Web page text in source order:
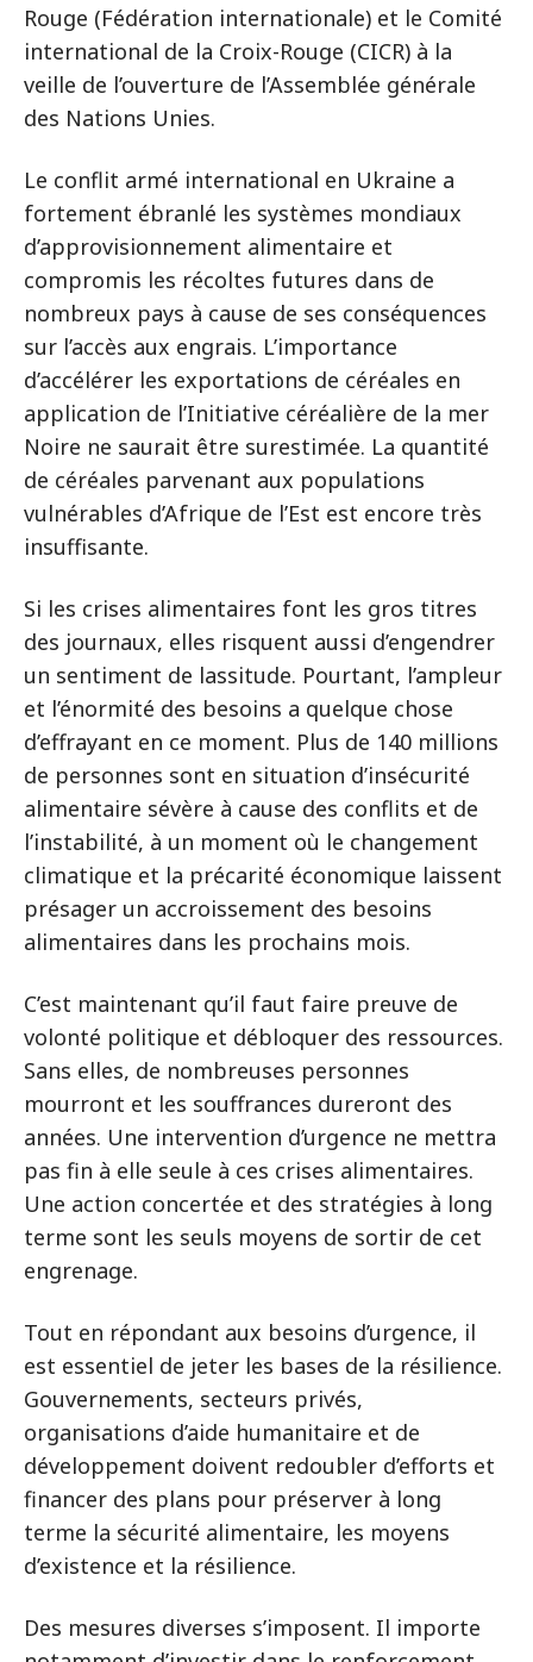
Rouge (Fédération internationale) et le Comité
international de la Croix-Rouge (CICR) à la
veille de l’ouverture de l’Assemblée générale
des Nations Unies.
Le conflit armé international en Ukraine a
fortement ébranlé les systèmes mondiaux
d’approvisionnement alimentaire et
compromis les récoltes futures dans de
nombreux pays à cause de ses conséquences
sur l’accès aux engrais. L’importance
d’accélérer les exportations de céréales en
application de l’Initiative céréalière de la mer
Noire ne saurait être surestimée. La quantité
de céréales parvenant aux populations
vulnérables d’Afrique de l’Est est encore très
insuffisante.
Si les crises alimentaires font les gros titres
des journaux, elles risquent aussi d’engendrer
un sentiment de lassitude. Pourtant, l’ampleur
et l’énormité des besoins a quelque chose
d’effrayant en ce moment. Plus de 140 millions
de personnes sont en situation d’insécurité
alimentaire sévère à cause des conflits et de
l’instabilité, à un moment où le changement
climatique et la précarité économique laissent
présager un accroissement des besoins
alimentaires dans les prochains mois.
C’est maintenant qu’il faut faire preuve de
volonté politique et débloquer des ressources.
Sans elles, de nombreuses personnes
mourront et les souffrances dureront des
années. Une intervention d’urgence ne mettra
pas fin à elle seule à ces crises alimentaires.
Une action concertée et des stratégies à long
terme sont les seuls moyens de sortir de cet
engrenage.
Tout en répondant aux besoins d’urgence, il
est essentiel de jeter les bases de la résilience.
Gouvernements, secteurs privés,
organisations d’aide humanitaire et de
développement doivent redoubler d’efforts et
financer des plans pour préserver à long
terme la sécurité alimentaire, les moyens
d’existence et la résilience.
Des mesures diverses s’imposent. Il importe